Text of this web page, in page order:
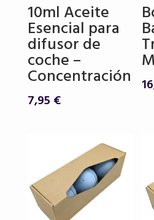
10ml Aceite
Esencial para
difusor de
coche –
Concentración
7,95 €